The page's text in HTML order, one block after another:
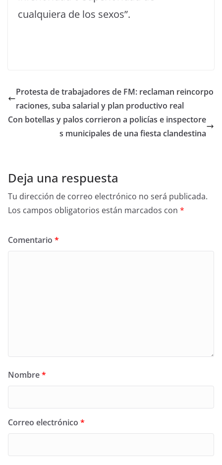
cualquiera de los sexos”.
Protesta de trabajadores de FM: reclaman reincorpo
raciones, suba salarial y plan productivo real
Con botellas y palos corrieron a policías e inspectore
s municipales de una fiesta clandestina
Deja una respuesta
Tu dirección de correo electrónico no será publicada.
Los campos obligatorios están marcados con *
Comentario *
Nombre*
Correo electrónico *